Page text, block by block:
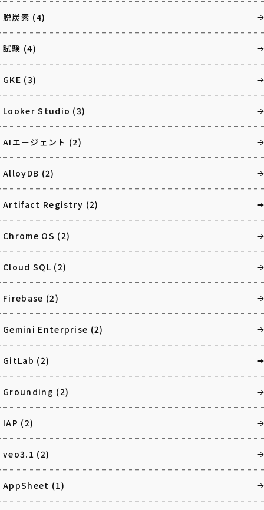
脱炭素 (4)
試験 (4)
GKE (3)
Looker Studio (3)
AIエージェント (2)
AlloyDB (2)
Artifact Registry (2)
Chrome OS (2)
Cloud SQL (2)
Firebase (2)
Gemini Enterprise (2)
GitLab (2)
Grounding (2)
IAP (2)
veo3.1 (2)
AppSheet (1)